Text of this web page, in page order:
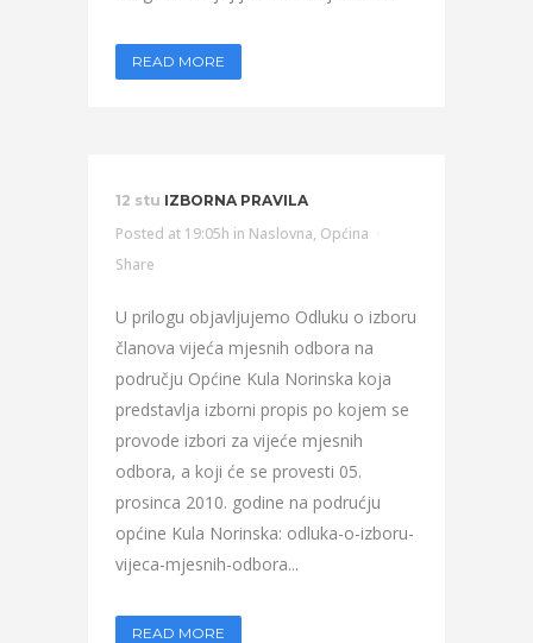
READ MORE
12 stu IZBORNA PRAVILA
Posted at 19:05h in Naslovna, Općina
Share
U prilogu objavljujemo Odluku o izboru
članova vijeća mjesnih odbora na
području Općine Kula Norinska koja
predstavlja izborni propis po kojem se
provode izbori za vijeće mjesnih
odbora, a koji će se provesti 05.
prosinca 2010. godine na podrućju
općine Kula Norinska: odluka-o-izboru-
vijeca-mjesnih-odbora...
READ MORE